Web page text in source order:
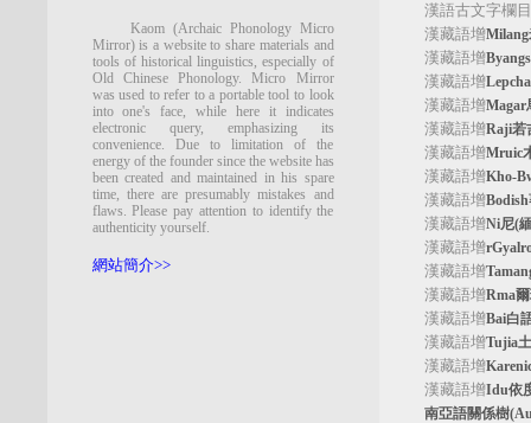
Kaom (Archaic Phonology Micro
Mirror) is a website to share materials and
tools of historical linguistics, especially of
Old Chinese Phonology. Micro Mirror
was used to refer to a portable tool to look
into one's face, while here it indicates
electronic query, emphasizing its
convenience. Due to limitation of the
energy of the founder since the website has
been created and maintained in his spare
time, there are presumably mistakes and
flaws. Please pay attention to identify the
authenticity yourself.
網站簡介>>
漢語古文字欄
漢藏語增Milang
漢藏語增
漢藏語增
漢藏語增Magar
漢藏語增Raji若
漢藏語增Mruic
漢藏語增Kho-
漢藏語增
漢藏語增Ni尼(
漢藏語增
漢藏語增
漢藏語增Rma
漢藏語增Bai白
漢藏語增Tujia
漢藏語增
漢藏語增Idu依
南亞語關係樹